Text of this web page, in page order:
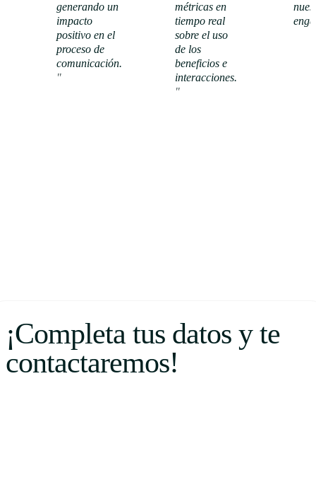
generando un
impacto
positivo en el
proceso de
comunicación.
"
caso de
éxito
métricas en
tiempo real
sobre el uso
de los
beneficios e
interacciones.
"
¡Completa tus datos y te
contactaremos!